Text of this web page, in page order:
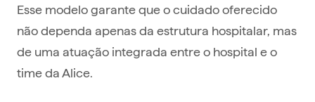
Esse modelo garante que o cuidado oferecido
não dependa apenas da estrutura hospitalar, mas
de uma atuação integrada entre o hospital e o
time da Alice.